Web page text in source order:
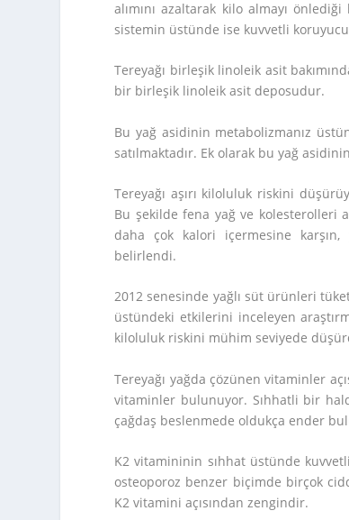
alımını azaltarak kilo almayı
sistemin üstünde ise kuvvetli
Tereyağı birleşik linoleik asit
bir birleşik linoleik asit deposudur.
Bu yağ asidinin metabolizmanız
satılmaktadır. Ek olarak bu yağ
Tereyağı aşırı kiloluluk riskini
Bu şekilde fena yağ ve kolesterolleri
daha çok kalori içermesine karşın,
belirlendi.
2012 senesinde yağlı süt ürünleri
üstündeki etkilerini inceleyen
kiloluluk riskini mühim seviyede
Tereyağı yağda çözünen vitaminler
vitaminler bulunuyor. Sıhhatli bir
çağdaş beslenmede oldukça ender
K2 vitamininin sıhhat üstünde
osteoporoz benzer biçimde birçok
K2 vitamini açısından zengindir.